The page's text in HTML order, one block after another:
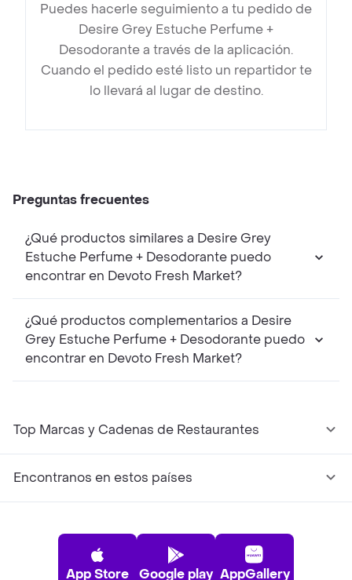
Puedes hacerle seguimiento a tu pedido de
Desire Grey Estuche Perfume +
Desodorante a través de la aplicación.
Cuando el pedido esté listo un repartidor te
lo llevará al lugar de destino.
Preguntas frecuentes
¿Qué productos similares a Desire Grey
Estuche Perfume + Desodorante puedo
encontrar en Devoto Fresh Market?
¿Qué productos complementarios a Desire
Grey Estuche Perfume + Desodorante puedo
encontrar en Devoto Fresh Market?
Top Marcas y Cadenas de Restaurantes
Encontranos en estos países
App Store Google play AppGallery